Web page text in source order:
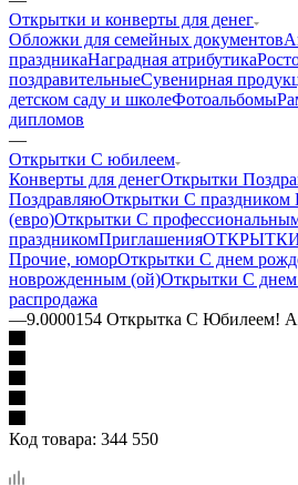
Открытки и конверты для денег
Обложки для семейных документов
праздникаНаградная атрибутика
поздравительныеСувенирная
детском саду и школеФотоальбомы
дипломов
—
Открытки С юбилеем
Конверты для денегОткрытки
ПоздравляюОткрытки С праздником
(евро)Открытки С
праздникомПриглашения
Прочие, юморОткрытки С днем
новрожденным (ой)Открытки С днем
распродажа
—9.0000154 Открытка С Юбилеем!
Код товара: 344 550